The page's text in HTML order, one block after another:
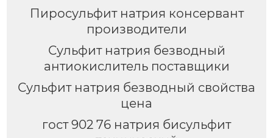
Пиросульфит натрия консервант
производители
Сульфит натрия безводный
антиокислитель поставщики
Сульфит натрия безводный свойства
цена
гост 902 76 натрия бисульфит